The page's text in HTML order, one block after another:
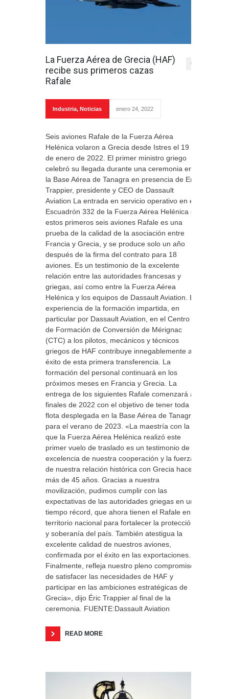
La Fuerza Aérea de Grecia (HAF)
recibe sus primeros cazas
Rafale
0
Industria, Noticias enero 24, 2022
Seis aviones Rafale de la Fuerza Aérea
Helénica volaron a Grecia desde Istres el 19
de enero de 2022. El primer ministro griego
celebró su llegada durante una ceremonia en
la Base Aérea de Tanagra en presencia de Eric
Trappier, presidente y CEO de Dassault
Aviation La entrada en servicio operativo en el
Escuadrón 332 de la Fuerza Aérea Helénica de
estos primeros seis aviones Rafale es una
prueba de la calidad de la asociación entre
Francia y Grecia, y se produce solo un año
después de la firma del contrato para 18
aviones. Es un testimonio de la excelente
relación entre las autoridades francesas y
griegas, así como entre la Fuerza Aérea
Helénica y los equipos de Dassault Aviation. La
experiencia de la formación impartida, en
particular por Dassault Aviation, en el Centro
de Formación de Conversión de Mérignac
(CTC) a los pilotos, mecánicos y técnicos
griegos de HAF contribuye innegablemente al
éxito de esta primera transferencia. La
formación del personal continuará en los
próximos meses en Francia y Grecia. La
entrega de los siguientes Rafale comenzará a
finales de 2022 con el objetivo de tener toda la
flota desplegada en la Base Aérea de Tanagra
para el verano de 2023. «La maestría con la
que la Fuerza Aérea Helénica realizó este
primer vuelo de traslado es un testimonio de la
excelencia de nuestra cooperación y la fuerza
de nuestra relación histórica con Grecia hace
más de 45 años. Gracias a nuestra
movilización, pudimos cumplir con las
expectativas de las autoridades griegas en un
tiempo récord, que ahora tienen el Rafale en
territorio nacional para fortalecer la protección
y soberanía del país. También atestigua la
excelente calidad de nuestros aviones,
confirmada por el éxito en las exportaciones.
Finalmente, refleja nuestro pleno compromiso
de satisfacer las necesidades de HAF y
participar en las ambiciones estratégicas de
Grecia», dijo Éric Trappier al final de la
ceremonia. FUENTE:Dassault Aviation
READ MORE